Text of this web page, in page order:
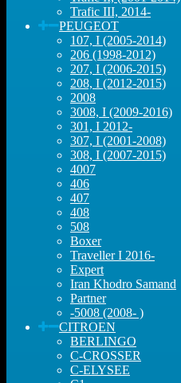
Trafic III, 2014-
PEUGEOT
107, I (2005-2014)
206 (1998-2012)
207, I (2006-2015)
208, I (2012-2015)
2008
3008, I (2009-2016)
301, I 2012-
307, I (2001-2008)
308, I (2007-2015)
4007
406
407
408
508
Boxer
Traveller I 2016-
Expert
Iran Khodro Samand
Partner
-5008 (2008- )
CITROEN
BERLINGO
C-CROSSER
C-ELYSEE